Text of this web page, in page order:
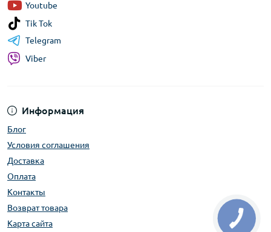
Информация
Блог
Условия соглашения
Доставка
Оплата
Контакты
Возврат товара
Карта сайта
Youtube
Tik Tok
Telegram
Viber